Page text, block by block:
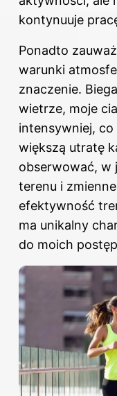
kontynuuje
Ponadto
warunki
znaczenie.
wietrze, moje
intensywniej, co
większą utratę
obserwować, w
terenu i
efektywność
ma unikalny
do moich